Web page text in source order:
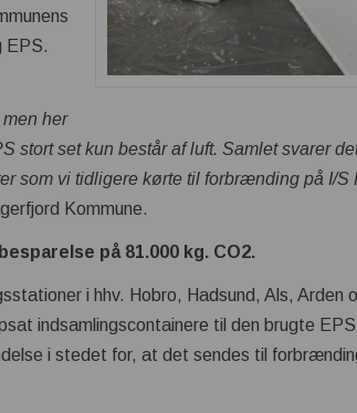
EPS.
her
stort set kun består af luft. Samlet svarer
som vi tidligere kørte til forbrænding på I/S
Kommune.
på 81.000 kg. CO2.
i hhv. Hobro, Hadsund, Als, Arden
indsamlingscontainere til den brugte
i stedet for, at det sendes til